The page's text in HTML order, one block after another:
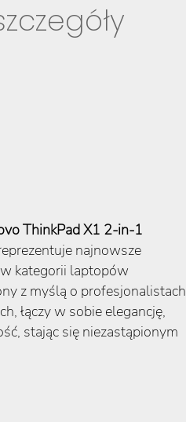
ThinkPad X1 2-in-1
najnowsze
kategorii laptopów
z myślą o profesjonalistach
łączy w sobie elegancję,
stając się niezastąpionym